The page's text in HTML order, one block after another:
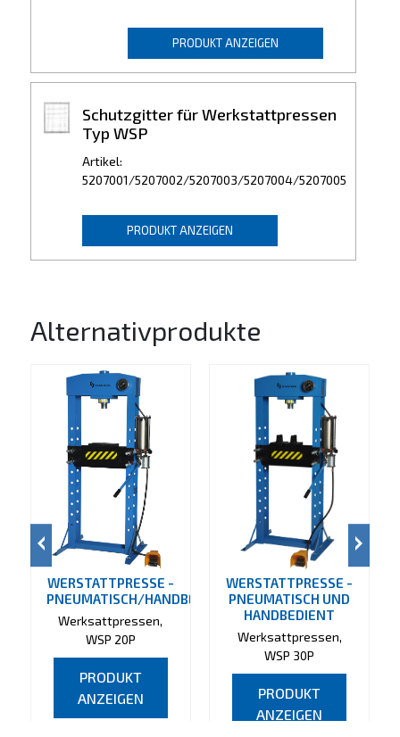
PRODUKT ANZEIGEN
Schutzgitter für Werkstattpressen
Typ WSP
Artikel:
5207001/5207002/5207003/5207004/5207005
PRODUKT ANZEIGEN
Alternativprodukte
WERSTATTPRESSE -
PNEUMATISCH/HANDBEDIENT
Werksattpressen,
WSP 20P
PRODUKT
ANZEIGEN
WERSTATTPRESSE -
PNEUMATISCH UND
HANDBEDIENT
Werksattpressen,
WSP 30P
PRODUKT
ANZEIGEN